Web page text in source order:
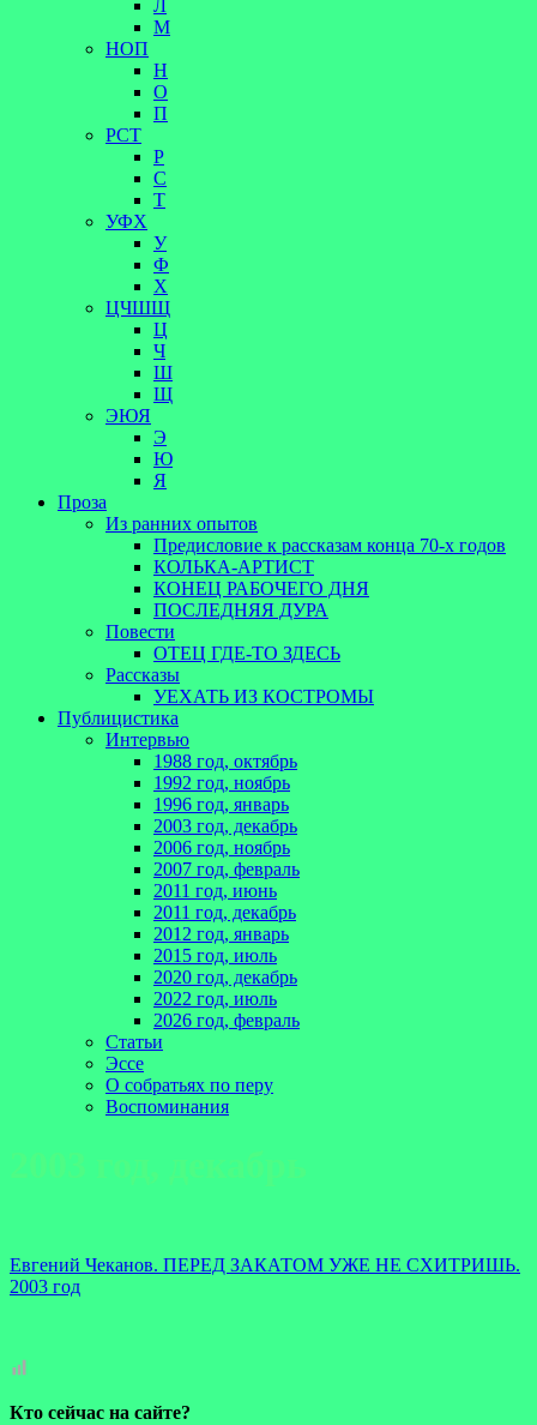
Л
М
НОП
Н
О
П
РСТ
Р
С
Т
УФХ
У
Ф
Х
ЦЧШЩ
Ц
Ч
Ш
Щ
ЭЮЯ
Э
Ю
Я
Проза
Из ранних опытов
Предисловие к рассказам конца 70-х годов
КОЛЬКА-АРТИСТ
КОНЕЦ РАБОЧЕГО ДНЯ
ПОСЛЕДНЯЯ ДУРА
Повести
ОТЕЦ ГДЕ-ТО ЗДЕСЬ
Рассказы
УЕХАТЬ ИЗ КОСТРОМЫ
Публицистика
Интервью
1988 год, октябрь
1992 год, ноябрь
1996 год, январь
2003 год, декабрь
2006 год, ноябрь
2007 год, февраль
2011 год, июнь
2011 год, декабрь
2012 год, январь
2015 год, июль
2020 год, декабрь
2022 год, июль
2026 год, февраль
Статьи
Эссе
О собратьях по перу
Воспоминания
Евгений Чеканов. ПЕРЕД ЗАКАТОМ УЖЕ НЕ СХИТРИШЬ.
2003 год
Кто сейчас на сайте?